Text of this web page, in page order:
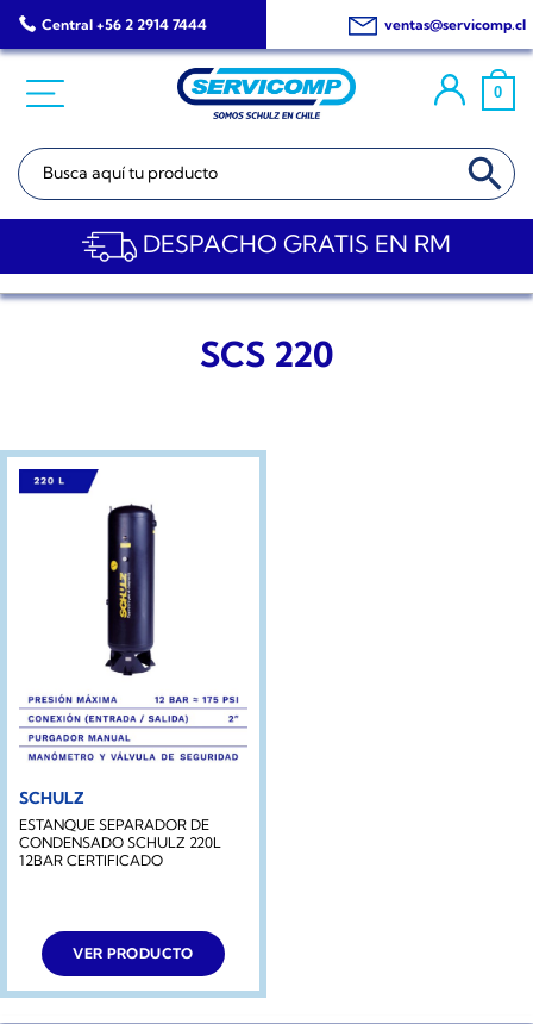
Saltar
al
Central +56 2 2914 7444 ventas@servicomp.cl
0
Buscar: BOTÓN DE
DESPACHO GRATIS EN RM
SCS 220
SCHULZ
ESTANQUE SEPARADOR DE
CONDENSADO SCHULZ 220L
12BAR CERTIFICADO
VER PRODUCTO